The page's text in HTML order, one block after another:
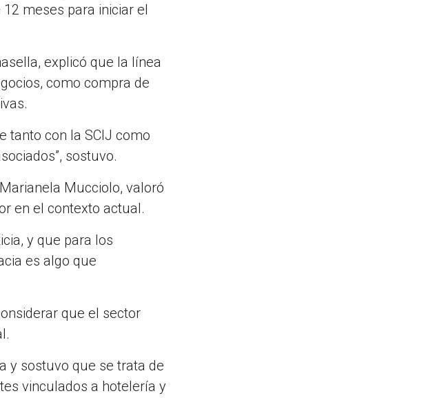
meses para iniciar el
explicó que la línea
como compra de
tanto con la SCIJ como
sostuvo.
Mucciolo, valoró
en el contexto actual.
y que para los
es algo que
que el sector
y sostuvo que se trata de
vinculados a hotelería y